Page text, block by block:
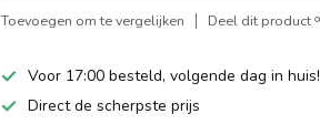
Toevoegen om te vergelijken Deel dit product
Voor 17:00 besteld, volgende dag in huis!
Direct de scherpste prijs